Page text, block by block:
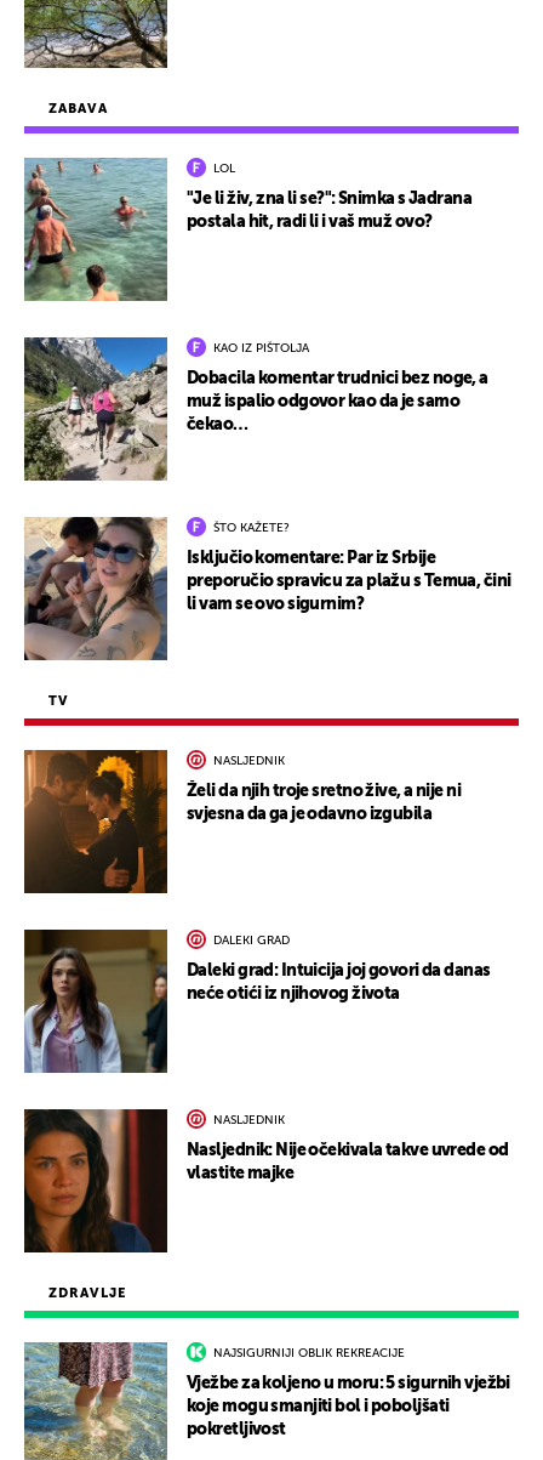
ZDRAVLJE
NAJSIGURNIJI OBLIK REKREACIJE
Vježbe za koljeno u moru: 5 sigurnih vježbi
koje mogu smanjiti bol i poboljšati
pokretljivost
ZABAVA
LOL
"Je li živ, zna li se?": Snimka s Jadrana
postala hit, radi li i vaš muž ovo?
KAO IZ PIŠTOLJA
Dobacila komentar trudnici bez noge, a
muž ispalio odgovor kao da je samo
čekao…
ŠTO KAŽETE?
Isključio komentare: Par iz Srbije
preporučio spravicu za plažu s Temua, čini
li vam se ovo sigurnim?
TV
NASLJEDNIK
Želi da njih troje sretno žive, a nije ni
svjesna da ga je odavno izgubila
DALEKI GRAD
Daleki grad: Intuicija joj govori da danas
neće otići iz njihovog života
NASLJEDNIK
Nasljednik: Nije očekivala takve uvrede od
vlastite majke